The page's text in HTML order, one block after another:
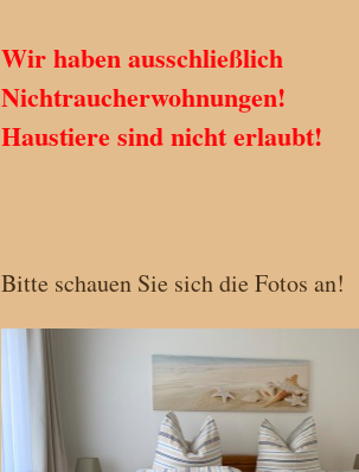
Wir haben ausschließlich
Nichtraucherwohnungen!
Haustiere sind nicht erlaubt!
Bitte schauen Sie sich die Fotos an!